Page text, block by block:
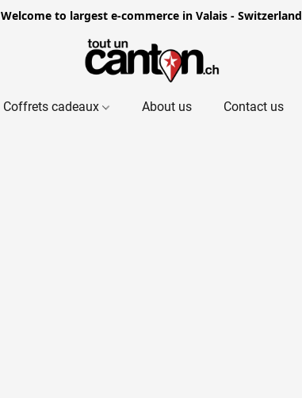
Welcome to largest e-commerce in Valais - Switzerland
Coffrets cadeaux About us Contact us